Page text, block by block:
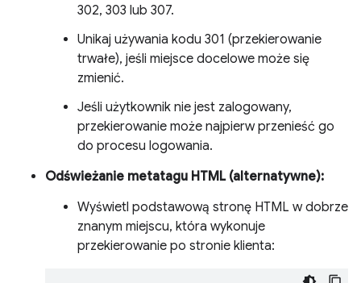
302, 303 lub 307.
Unikaj używania kodu 301 (przekierowanie
trwałe), jeśli miejsce docelowe może się
zmienić.
Jeśli użytkownik nie jest zalogowany,
przekierowanie może najpierw przenieść go
do procesu logowania.
Odświeżanie metatagu HTML (alternatywne):
Wyświetl podstawową stronę HTML w dobrze
znanym miejscu, która wykonuje
przekierowanie po stronie klienta: